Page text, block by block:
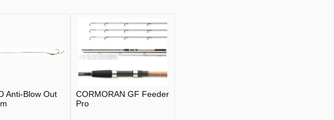
Anti-Blow Out
CORMORAN GF Feeder
Pro